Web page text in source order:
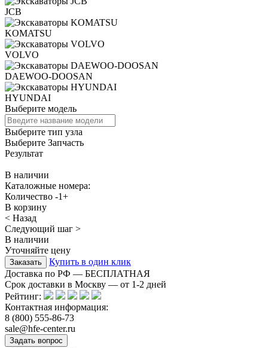
JCB
KOMATSU
VOLVO
DAEWOO-DOOSAN
HYUNDAI
Выберите модель
Выберите тип узла
Выберите Запчасть
Результат
В наличии
Каталожные номера:
Количество -1+
В корзину
< Назад
Следующий шаг >
В наличии
Уточняйте цену
Купить в один клик
Доставка по РФ — БЕСПЛАТНАЯ
Срок доставки в Москву — от 1-2 дней
Рейтинг:
Контактная информация:
8 (800) 555-86-73
sale@hfe-center.ru